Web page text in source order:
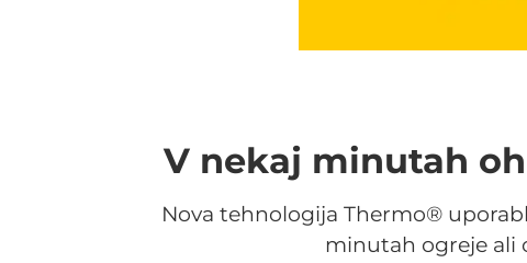
V nekaj minutah
Nova tehnologija Thermo®
minutah ogreje ali